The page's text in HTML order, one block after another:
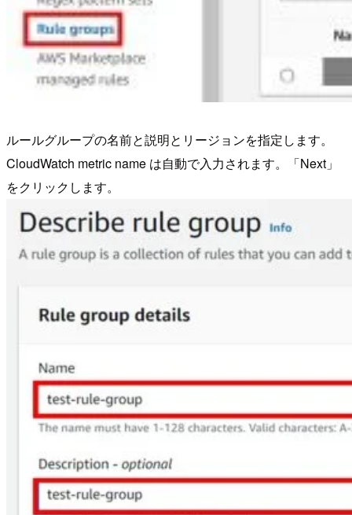
ルールグループの名前と説明とリージョンを指定します。
CloudWatch metric name は自動で入力されます。「Next」
をクリックします。